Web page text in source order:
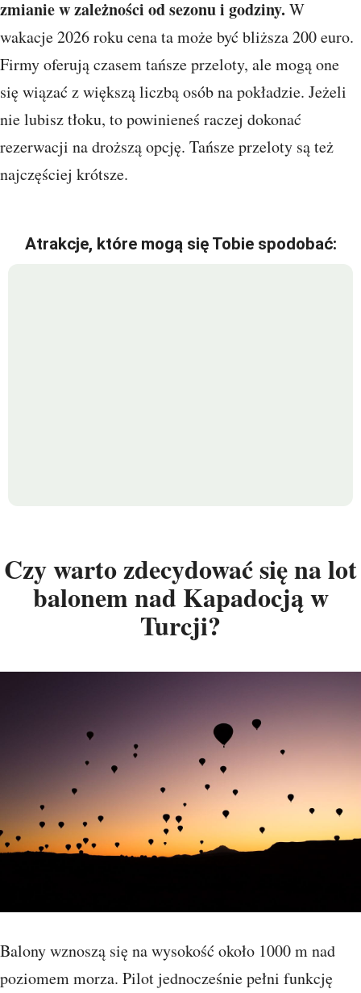
zmianie w zależności od sezonu i godziny. W
wakacje 2026 roku cena ta może być bliższa 200 euro.
Firmy oferują czasem tańsze przeloty, ale mogą one
się wiązać z większą liczbą osób na pokładzie. Jeżeli
nie lubisz tłoku, to powinieneś raczej dokonać
rezerwacji na droższą opcję. Tańsze przeloty są też
najczęściej krótsze.
Atrakcje, które mogą się Tobie spodobać:
Czy warto zdecydować się na lot
balonem nad Kapadocją w
Turcji?
Balony wznoszą się na wysokość około 1000 m nad
poziomem morza. Pilot jednocześnie pełni funkcję